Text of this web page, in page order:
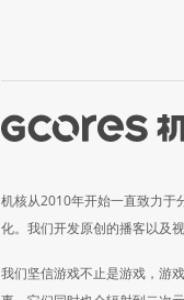
机核从2010年开始一直致力于
化。我们开发原创的播客以及
我们坚信游戏不止是游戏，游